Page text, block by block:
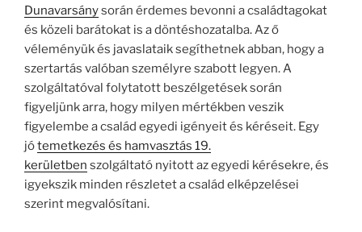
Dunavarsánysorán érdemes bevonni a családtagokat
és közeli barátokat is a döntéshozatalba. Az ő
véleményük és javaslataik segíthetnek abban, hogy a
szertartás valóban személyre szabott legyen. A
szolgáltatóval folytatott beszélgetések során
figyeljünk arra, hogy milyen mértékben veszik
figyelembe a család egyedi igényeit és kéréseit. Egy
jótemetkezés és hamvasztás 19.
kerületben szolgáltató nyitott az egyedi kérésekre, és
igyekszik minden részletet a család elképzelései
szerint megvalósítani.